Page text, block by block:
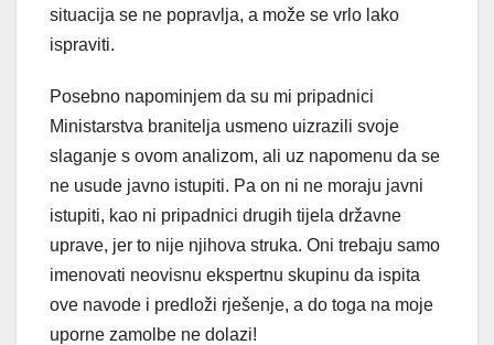
situacija se ne popravlja, a može se vrlo lako
ispraviti.
Posebno napominjem da su mi pripadnici
Ministarstva branitelja usmeno uizrazili svoje
slaganje s ovom analizom, ali uz napomenu da se
ne usude javno istupiti. Pa on ni ne moraju javni
istupiti, kao ni pripadnici drugih tijela državne
uprave, jer to nije njihova struka. Oni trebaju samo
imenovati neovisnu ekspertnu skupinu da ispita
ove navode i predloži rješenje, a do toga na moje
uporne zamolbe ne dolazi!